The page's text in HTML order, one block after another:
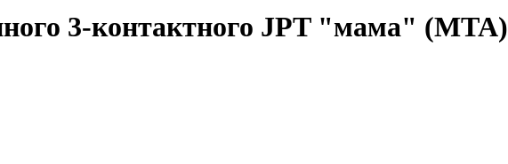
3-контактного JPT "мама" (MTA)